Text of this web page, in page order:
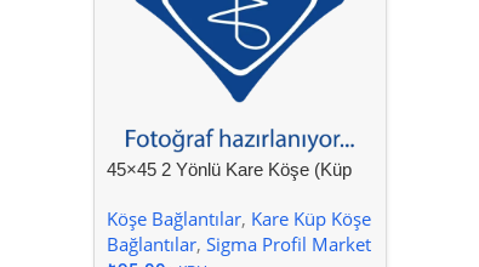
45×45 2 Yönlü Kare Köşe (Küp
Köşe Bağlantılar, Kare Küp Köşe
Bağlantılar, Sigma Profil Market